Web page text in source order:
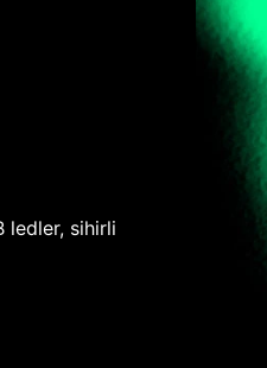
ledler, sihirli